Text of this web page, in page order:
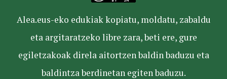
Alea.eus-eko edukiak kopiatu, moldatu, zabaldu
eta argitaratzeko libre zara, beti ere, gure
egiletzakoak direla aitortzen baldin baduzu eta
baldintza berdinetan egiten baduzu.